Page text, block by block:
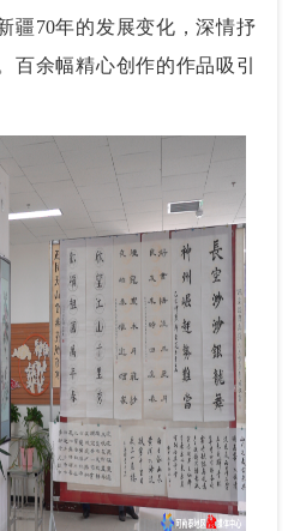
疆70年的发展变化，深情抒
百余幅精心创作的作品吸引